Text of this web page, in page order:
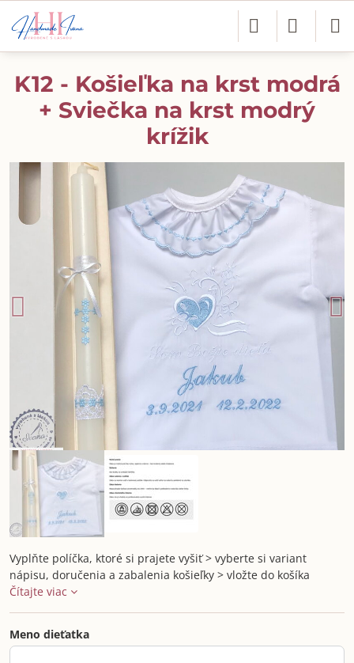
K12 - Košieľka na krst modrá
+ Sviečka na krst modrý
krížik
Vyplňte políčka, ktoré si prajete vyšiť > vyberte si variant
nápisu, doručenia a zabalenia košieľky > vložte do košíka
Čítajte viac
Meno dieťatka